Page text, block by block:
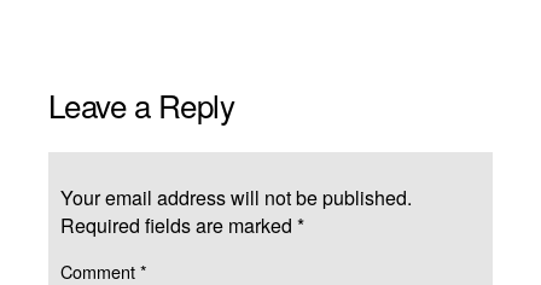
Leave a Reply
Your email address will not be published.
Required fields are marked *
Comment*